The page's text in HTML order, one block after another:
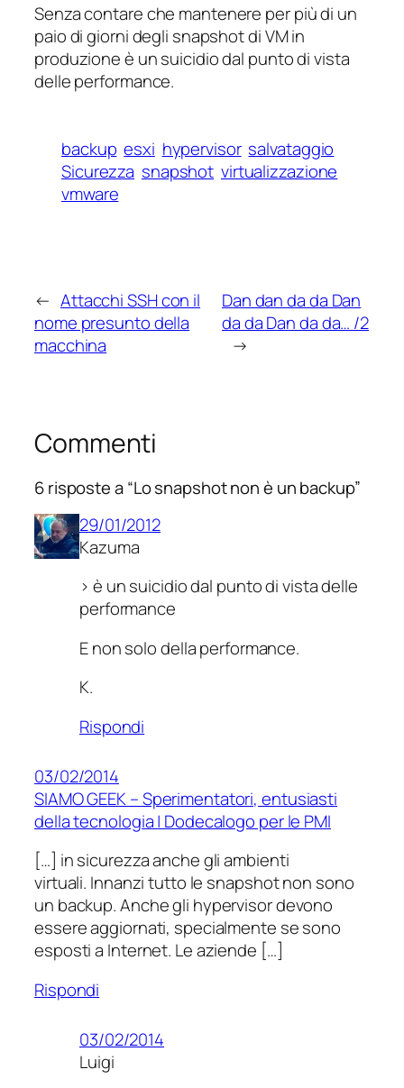
Senza contare che mantenere per più di un
paio di giorni degli snapshot di VM in
produzione è un suicidio dal punto di vista
delle performance.
backup esxi hypervisor salvataggio
Sicurezza snapshot virtualizzazione
vmware
← Attacchi SSH con il
nome presunto della
macchina
Dan dan da da Dan
da da Dan da da… /2
→
Commenti
6 risposte a “Lo snapshot non è un backup”
29/01/2012
Kazuma
> è un suicidio dal punto di vista delle
performance
E non solo della performance.
K.
Rispondi
03/02/2014
SIAMO GEEK – Sperimentatori, entusiasti
della tecnologia | Dodecalogo per le PMI
[…] in sicurezza anche gli ambienti
virtuali. Innanzi tutto le snapshot non sono
un backup. Anche gli hypervisor devono
essere aggiornati, specialmente se sono
esposti a Internet. Le aziende […]
Rispondi
03/02/2014
Luigi